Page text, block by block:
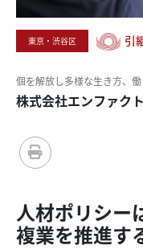
東京・渋谷区 引
個を解放し多様な生き方、
株式会社エンファク
人材ポリシー
複業を推進す